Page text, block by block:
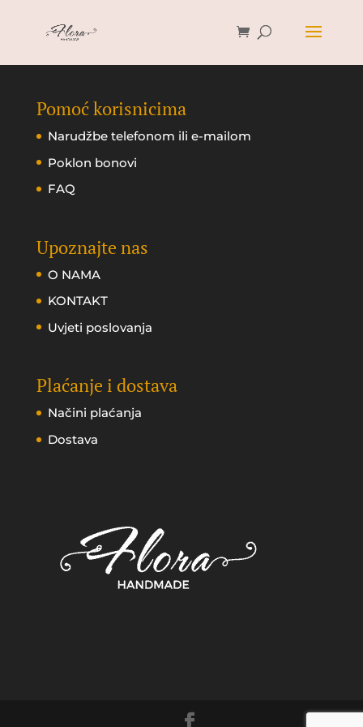
Pomoć korisnicima
Narudžbe telefonom ili e-mailom
Poklon bonovi
FAQ
Upoznajte nas
O NAMA
KONTAKT
Uvjeti poslovanja
Plaćanje i dostava
Načini plaćanja
Dostava